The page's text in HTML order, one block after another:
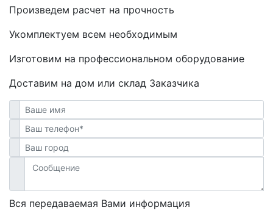
Произведем расчет на прочность
Укомплектуем всем необходимым
Изготовим на профессиональном оборудование
Доставим на дом или склад Заказчика
Вся передаваемая Вами информация